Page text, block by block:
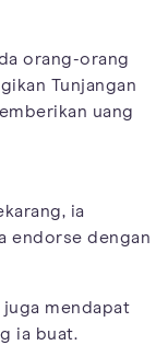
orang-orang
Tunjangan
uang
ia
endorse dengan
mendapat
ia buat.